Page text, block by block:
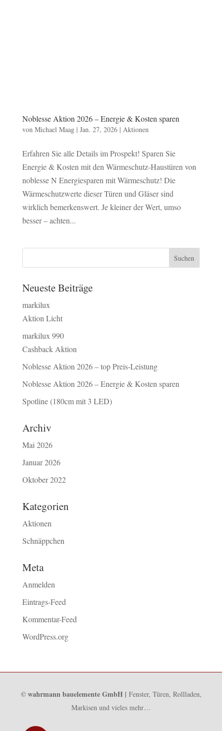
Noblesse Aktion 2026 – Energie & Kosten sparen
von Michael Maag| Jan. 27, 2026| Aktionen
Erfahren Sie alle Details im Prospekt! Sparen Sie
Energie & Kosten mit den Wärmeschutz-Haustüren von
noblesse N Energiesparen mit Wärmeschutz! Die
Wärmeschutzwerte dieser Türen und Gläser sind
wirklich bemerkenswert. Je kleiner der Wert, umso
besser – achten...
Neueste Beiträge
markilux
Aktion Licht
markilux 990
Cashback Aktion
Noblesse Aktion 2026 – top Preis-Leistung
Noblesse Aktion 2026 – Energie & Kosten sparen
Spotline (180cm mit 3 LED)
Archiv
Mai 2026
Januar 2026
Oktober 2022
Kategorien
Aktionen
Schnäppchen
Meta
Anmelden
Eintrags-Feed
Kommentar-Feed
WordPress.org
© wahrmann bauelemente GmbH | Fenster, Türen, Rollladen,
Markisen und vieles mehr…